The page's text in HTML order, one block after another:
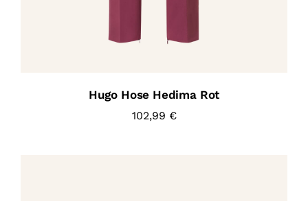
Hugo Hose Hedima Rot
102,99 €